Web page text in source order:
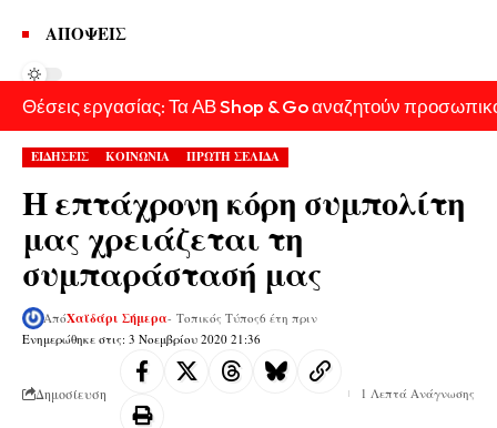
ΑΠΟΨΕΙΣ
Θέσεις εργασίας: Τα ΑΒ Shop & Go αναζητούν
ΕΙΔΗΣΕΙΣ ΚΟΙΝΩΝΙΑ ΠΡΩΤΗ ΣΕΛΙΔΑ
Η επτάχρονη κόρη συμπολίτη
μας χρειάζεται τη
συμπαράστασή μας
Ενημερώθηκε στις: 3 Νοεμβρίου 2020 21:36
ΑπόΧαϊδάρι Σήμερα- Τοπικός Τύπος6 έτη πριν
Δημοσίευση 1 Λεπτά Ανάγνωσης